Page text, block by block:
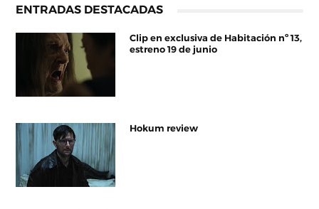
ENTRADAS DESTACADAS
Clip en exclusiva de Habitación nº 13,
estreno 19 de junio
Hokum review